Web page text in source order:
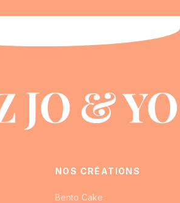
JO & YO
NOS CRÉATIONS
Bento Cake